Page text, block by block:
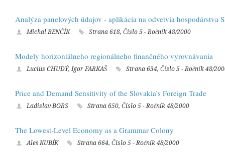
Analýza panelových údajov - aplikácia na odvetvia hospodárstva
Michal BENČÍK Strana 618, Číslo 5 - Ročník 48/2000
Modely horizontálneho regionálneho finančného vyrovnávania
Lucius CHUDÝ, Igor FARKAŠ Strana 634, Číslo 5 - Ročník 48/
Price and Demand Sensitivity of the Slovakia’s Foreign Trade
Ladislav BORS Strana 650, Číslo 5 - Ročník 48/2000
The Lowest-Level Economy as a Grammar Colony
Aleš KUBÍK Strana 664, Číslo 5 - Ročník 48/2000